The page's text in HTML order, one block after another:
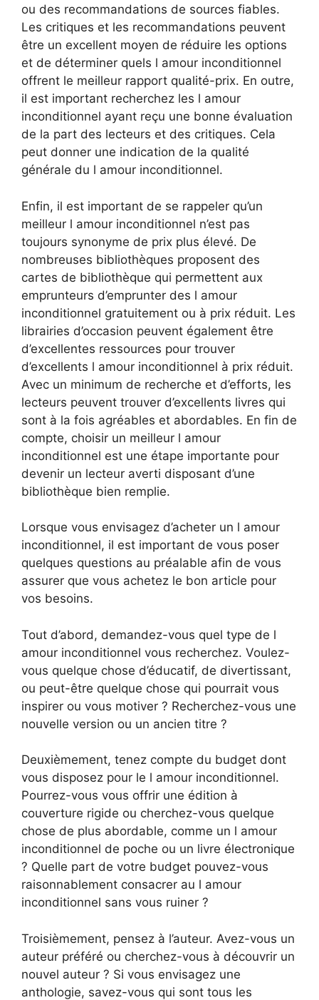
ou des recommandations de sources fiables.
Les critiques et les recommandations peuvent
être un excellent moyen de réduire les options
et de déterminer quels l amour inconditionnel
offrent le meilleur rapport qualité-prix. En outre,
il est important recherchez les l amour
inconditionnel ayant reçu une bonne évaluation
de la part des lecteurs et des critiques. Cela
peut donner une indication de la qualité
générale du l amour inconditionnel.
Enfin, il est important de se rappeler qu’un
meilleur l amour inconditionnel n’est pas
toujours synonyme de prix plus élevé. De
nombreuses bibliothèques proposent des
cartes de bibliothèque qui permettent aux
emprunteurs d’emprunter des l amour
inconditionnel gratuitement ou à prix réduit. Les
librairies d’occasion peuvent également être
d’excellentes ressources pour trouver
d’excellents l amour inconditionnel à prix réduit.
Avec un minimum de recherche et d’efforts, les
lecteurs peuvent trouver d’excellents livres qui
sont à la fois agréables et abordables. En fin de
compte, choisir un meilleur l amour
inconditionnel est une étape importante pour
devenir un lecteur averti disposant d’une
bibliothèque bien remplie.
Lorsque vous envisagez d’acheter un l amour
inconditionnel, il est important de vous poser
quelques questions au préalable afin de vous
assurer que vous achetez le bon article pour
vos besoins.
Tout d’abord, demandez-vous quel type de l
amour inconditionnel vous recherchez. Voulez-
vous quelque chose d’éducatif, de divertissant,
ou peut-être quelque chose qui pourrait vous
inspirer ou vous motiver ? Recherchez-vous une
nouvelle version ou un ancien titre ?
Deuxièmement, tenez compte du budget dont
vous disposez pour le l amour inconditionnel.
Pourrez-vous vous offrir une édition à
couverture rigide ou cherchez-vous quelque
chose de plus abordable, comme un l amour
inconditionnel de poche ou un livre électronique
? Quelle part de votre budget pouvez-vous
raisonnablement consacrer au l amour
inconditionnel sans vous ruiner ?
Troisièmement, pensez à l’auteur. Avez-vous un
auteur préféré ou cherchez-vous à découvrir un
nouvel auteur ? Si vous envisagez une
anthologie, savez-vous qui sont tous les